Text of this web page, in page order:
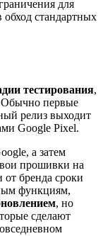
для
стандартных
тестирования,
Обычно первые
релиз выходит
Google Pixel.
а затем
прошивки на
от бренда сроки
функциям,
, но
сделают